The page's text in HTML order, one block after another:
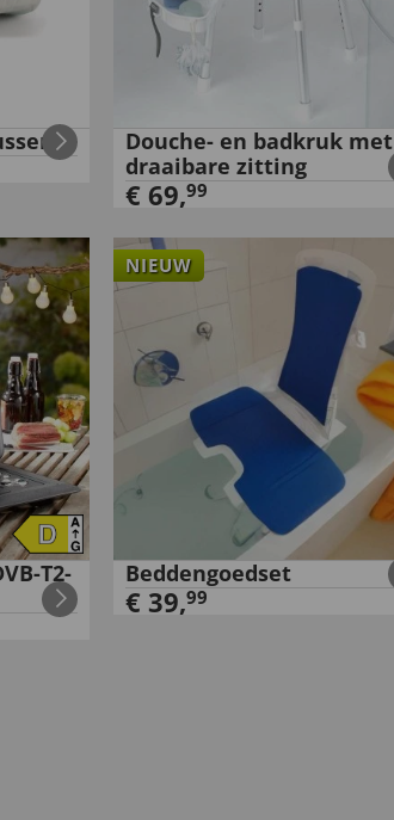
Douche- en badkruk met
draaibare zitting
€ 69,99
T2-
NIEUW
Beddengoedset
€ 39,99